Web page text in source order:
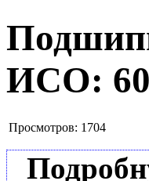
ИСО:
Просмотров: 1704